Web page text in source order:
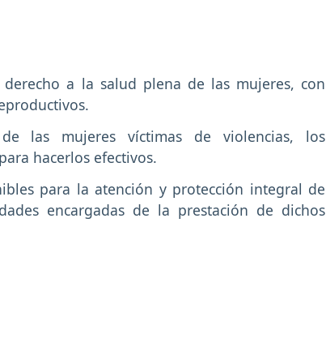
a la salud plena de las mujeres, con
las mujeres víctimas de violencias, los
hacerlos efectivos.
para la atención y protección integral de
encargadas de la prestación de dichos